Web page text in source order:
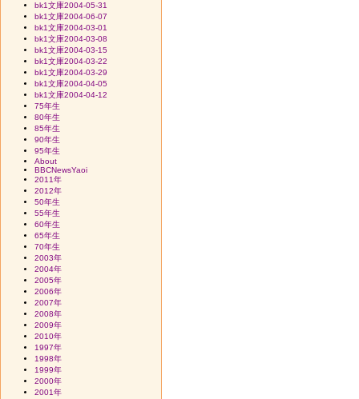
bk1文庫2004-05-31
bk1文庫2004-06-07
bk1文庫2004-03-01
bk1文庫2004-03-08
bk1文庫2004-03-15
bk1文庫2004-03-22
bk1文庫2004-03-29
bk1文庫2004-04-05
bk1文庫2004-04-12
75年生
80年生
85年生
90年生
95年生
About
BBCNewsYaoi
2011年
2012年
50年生
55年生
60年生
65年生
70年生
2003年
2004年
2005年
2006年
2007年
2008年
2009年
2010年
1997年
1998年
1999年
2000年
2001年